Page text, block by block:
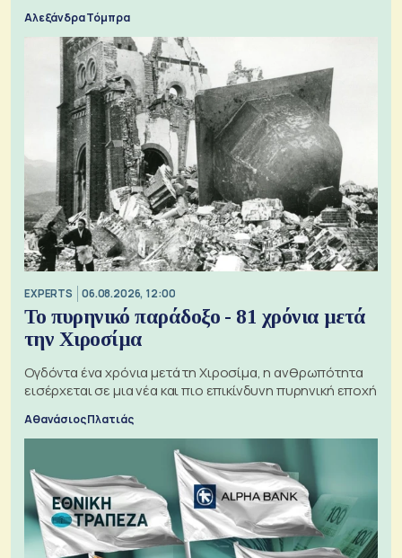
Αλεξάνδρα Τόμπρα
EXPERTS 06.08.2026, 12:00
Το πυρηνικό παράδοξο - 81 χρόνια μετά
την Χιροσίμα
Ογδόντα ένα χρόνια μετά τη Χιροσίμα, η ανθρωπότητα
εισέρχεται σε μια νέα και πιο επικίνδυνη πυρηνική εποχή
Αθανάσιος Πλατιάς